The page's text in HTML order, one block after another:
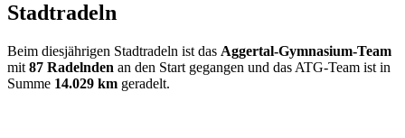
Stadtradeln
Beim diesjährigen Stadtradeln ist das Aggertal-Gymnasium-Team
mit 87 Radelnden an den Start gegangen und das ATG-Team ist in
Summe 14.029 km geradelt.